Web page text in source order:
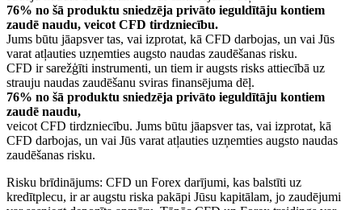
76% no šā produktu sniedzēja privāto ieguldītāju kontiem
zaudē naudu, veicot CFD tirdzniecību.
Jums būtu jāapsver tas, vai izprotat, kā CFD darbojas, un vai Jūs
varat atļauties uzņemties augsto naudas zaudēšanas risku.
CFD ir sarežģīti instrumenti, un tiem ir augsts risks attiecībā uz
strauju naudas zaudēšanu sviras finansējuma dēļ.
76% no šā produktu sniedzēja privāto ieguldītāju kontiem
zaudē naudu,
veicot CFD tirdzniecību. Jums būtu jāapsver tas, vai izprotat, kā
CFD darbojas, un vai Jūs varat atļauties uzņemties augsto naudas
zaudēšanas risku.
Risku brīdinājums: CFD un Forex darījumi, kas balstīti uz
kredītplecu, ir ar augstu riska pakāpi Jūsu kapitālam, jo zaudējumi